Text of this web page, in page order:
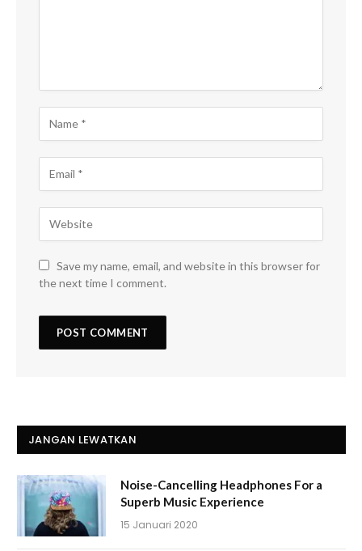
Save my name, email, and website in this browser for
the next time I comment.
JANGAN LEWATKAN
Noise-Cancelling Headphones For a
Superb Music Experience
15 Januari 2020